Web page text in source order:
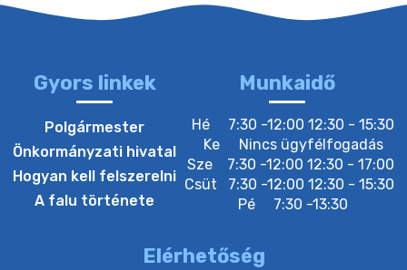
20. július 2026 12:40
20. július 2026 12:38
Gyors linkek
Polgármester
Önkormányzati hivatal
Hogyan kell felszerelni
A falu története
Munkaidő
Hé
7:30 -12:00 12:30 - 15:30
Ke
Nincs ügyfélfogadás
Sze
7:30 -12:00 12:30 - 17:00
Csüt
7:30 -12:00 12:30 - 15:30
Pé
7:30 -13:30
Elérhetőség